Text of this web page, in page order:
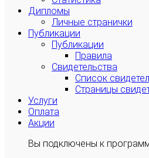
Дипломы
Личные странички
Публикации
Публикации
Правила
Свидетельства
Список
Страницы
Услуги
Оплата
Акции
Вы подключены к